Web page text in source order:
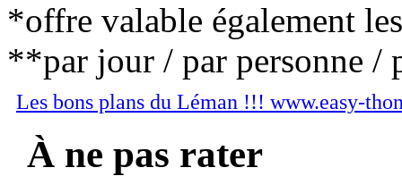
*offre valable également
**par jour / par personne /
Les bons plans du Léman !!! www.easy-
À ne pas rater